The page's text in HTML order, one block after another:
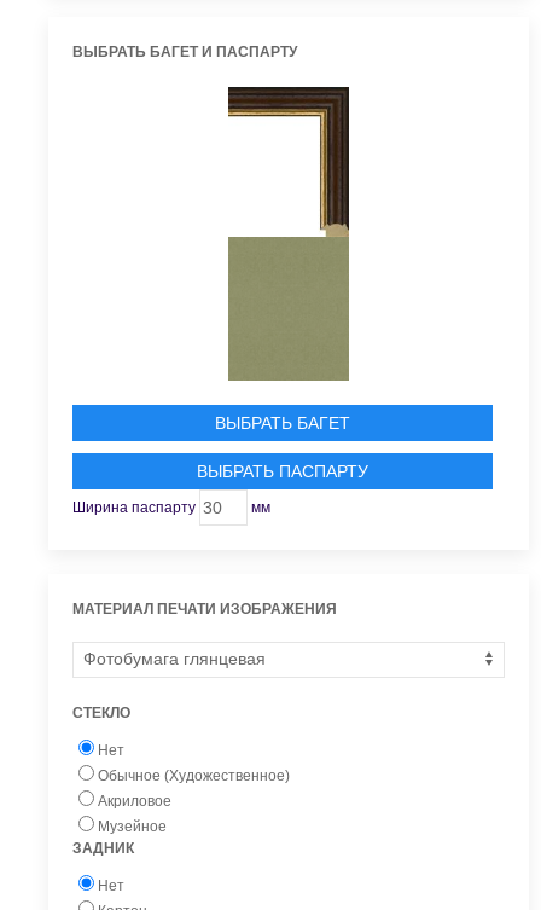
ВЫБРАТЬ БАГЕТ И ПАСПАРТУ
ВЫБРАТЬ БАГЕТ
ВЫБРАТЬ ПАСПАРТУ
Ширина паспарту мм
МАТЕРИАЛ ПЕЧАТИ ИЗОБРАЖЕНИЯ
СТЕКЛО
Нет
Обычное (Художественное)
Акриловое
Музейное
ЗАДНИК
Нет